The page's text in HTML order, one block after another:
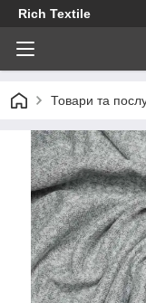
Rich Textile
Товари та